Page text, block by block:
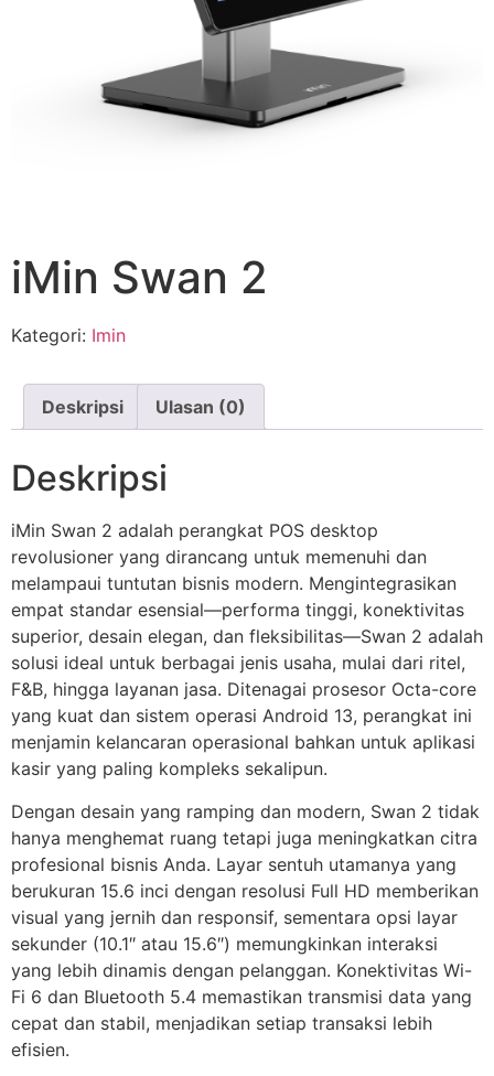
iMin Swan 2
Kategori: Imin
Deskripsi Ulasan (0)
Deskripsi
iMin Swan 2 adalah perangkat POS desktop
revolusioner yang dirancang untuk memenuhi dan
melampaui tuntutan bisnis modern. Mengintegrasikan
empat standar esensial—performa tinggi, konektivitas
superior, desain elegan, dan fleksibilitas—Swan 2 adalah
solusi ideal untuk berbagai jenis usaha, mulai dari ritel,
F&B, hingga layanan jasa. Ditenagai prosesor Octa-core
yang kuat dan sistem operasi Android 13, perangkat ini
menjamin kelancaran operasional bahkan untuk aplikasi
kasir yang paling kompleks sekalipun.
Dengan desain yang ramping dan modern, Swan 2 tidak
hanya menghemat ruang tetapi juga meningkatkan citra
profesional bisnis Anda. Layar sentuh utamanya yang
berukuran 15.6 inci dengan resolusi Full HD memberikan
visual yang jernih dan responsif, sementara opsi layar
sekunder (10.1″ atau 15.6″) memungkinkan interaksi
yang lebih dinamis dengan pelanggan. Konektivitas Wi-
Fi 6 dan Bluetooth 5.4 memastikan transmisi data yang
cepat dan stabil, menjadikan setiap transaksi lebih
efisien.